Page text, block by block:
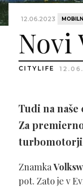
12.06.2023
Novi
CITYLIFE
Tudi na
Za
turbomotorji
Znamka
pot. Zato je v